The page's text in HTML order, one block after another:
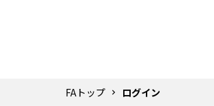
FAトップ ログイン